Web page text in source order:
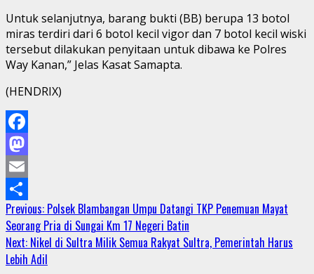
Untuk selanjutnya, barang bukti (BB) berupa 13 botol
miras terdiri dari 6 botol kecil vigor dan 7 botol kecil wiski
tersebut dilakukan penyitaan untuk dibawa ke Polres
Way Kanan,” Jelas Kasat Samapta.
(HENDRIX)
Facebook
Mastodon
Email
Share
Continue
Reading
Previous: Polsek Blambangan Umpu Datangi TKP Penemuan Mayat
Seorang Pria di Sungai Km 17 Negeri Batin
Next: Nikel di Sultra Milik Semua Rakyat Sultra, Pemerintah Harus
Lebih Adil